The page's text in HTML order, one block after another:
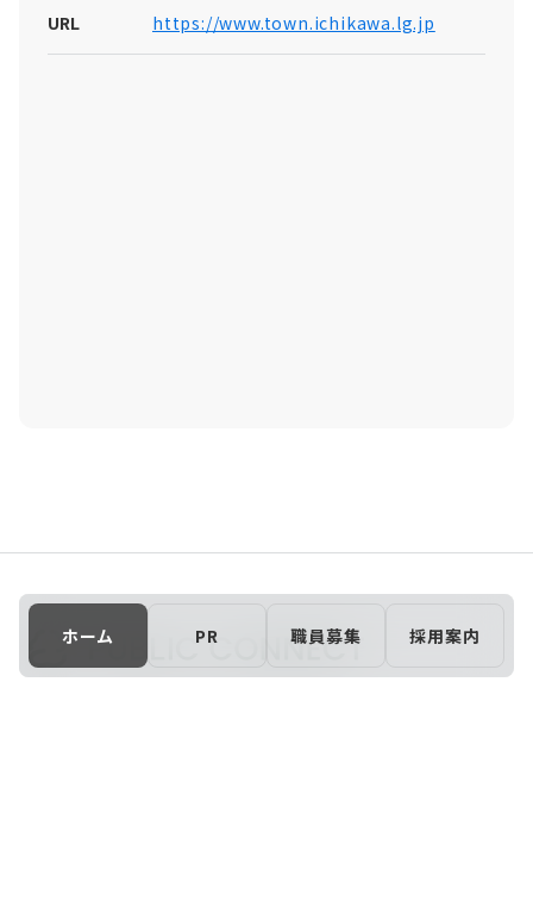
URL https://www.town.ichikawa.lg.jp
ホーム PR 職員募集 採用案内